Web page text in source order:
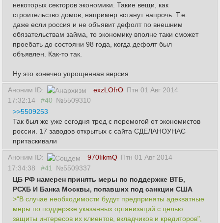
некоторых секторов экономики. Такие вещи, как
строительство домов, например встанут напрочь. Т.е.
даже если россия и не объявит дефолт по внешним
обязательствам займа, то экономику вполне таки сможет
проебать до состояни 98 года, когда дефолт был
объявлен. Как-то так.
Ну это конечно упрощенная версия
Аноним ID: exzLOfrO Птн 01 Авг 2014
17:32:14
#40 №5509310
>>5509253
Так был же уже сегодня тред с перемогой от экономистов
россии. 17 заводов открытых с сайта СДЕЛАНОУНАС
притаскивали
Аноним ID: 970IikmQ Птн 01 Авг 2014
17:34:38
#41
№5509337
ЦБ РФ намерен принять меры по поддержке ВТБ,
РСХБ И Банка Москвы, попавших под санкции США
>"В случае необходимости будут предприняты адекватные
меры по поддержке указанных организаций с целью
защиты интересов их клиентов, вкладчиков и кредиторов",